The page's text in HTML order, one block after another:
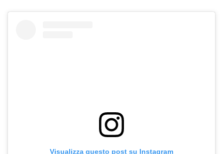
Visualizza questo post su Instagram